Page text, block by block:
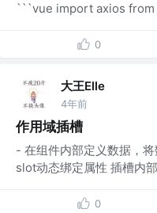
```vue import axios from
0
大王Elle
4年前
作用域插槽
- 在组件内部定义数据，
slot动态绑定属性 插槽内
0